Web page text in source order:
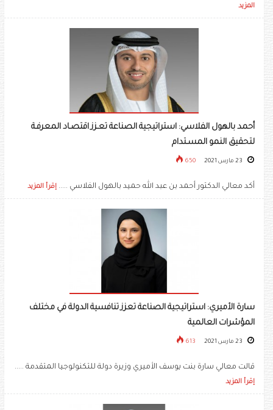
المزيد
أحمد بالهول الفلاسي: استراتيجية الصناعة تعـزز اقتصـاد المعرفـة
لتحقيق النمو المسـتدام
650
أكد معالي الدكتور أحمد بن عبد الله حميد بالهول الفلاسي ..... إقرأ المزيد
سارة الأميري: استراتيجية الصناعة تعزز تنافسية الدولة في مختلف
المؤشرات العالمية
613
قالت معالي سارة بنت يوسف الأميري وزيرة دولة للتكنولوجيا المتقدمة .....
إقرأ المزيد